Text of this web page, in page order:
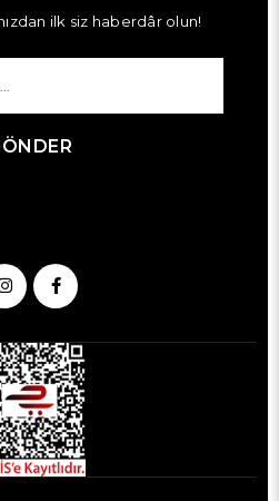
ilk siz haberdâr olun!